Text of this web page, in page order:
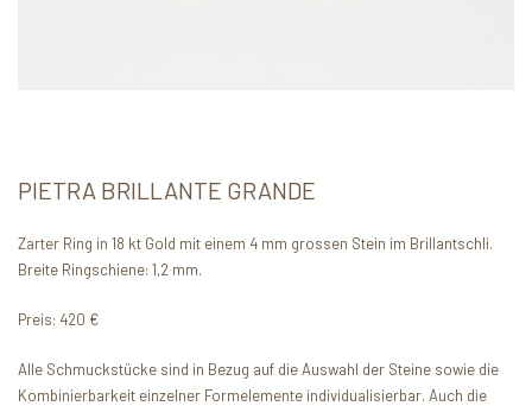
PIETRA BRILLANTE GRANDE
Zarter Ring in 18 kt Gold mit einem 4 mm grossen Stein im Brillantschli.
Breite Ringschiene: 1,2 mm.
Preis: 420 €
Alle Schmuckstücke sind in Bezug auf die Auswahl der Steine sowie die
Kombinierbarkeit einzelner Formelemente individualisierbar. Auch die